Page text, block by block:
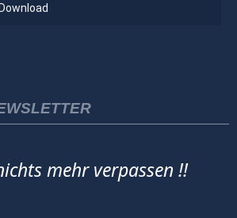
mehr verpassen !!